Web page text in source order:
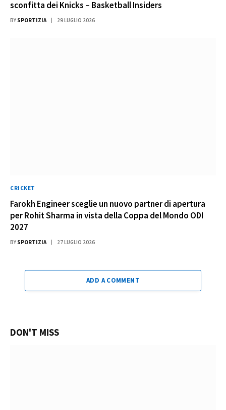
sconfitta dei Knicks – Basketball Insiders
BY SPORTIZIA 29 LUGLIO 2026
CRICKET
Farokh Engineer sceglie un nuovo partner di apertura
per Rohit Sharma in vista della Coppa del Mondo ODI
2027
BY SPORTIZIA 27 LUGLIO 2026
ADD A COMMENT
DON'T MISS